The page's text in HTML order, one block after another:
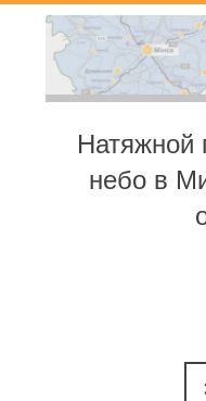
Натяжной
небо в